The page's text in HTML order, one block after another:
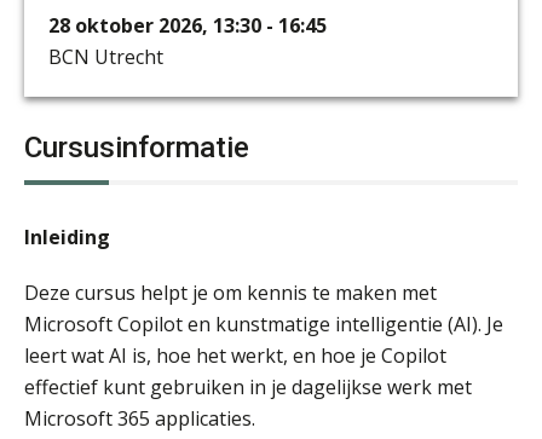
28 oktober 2026, 13:30 - 16:45
BCN Utrecht
Cursusinformatie
Inleiding
Deze cursus helpt je om kennis te maken met
Microsoft Copilot en kunstmatige intelligentie (AI). Je
leert wat AI is, hoe het werkt, en hoe je Copilot
effectief kunt gebruiken in je dagelijkse werk met
Microsoft 365 applicaties.